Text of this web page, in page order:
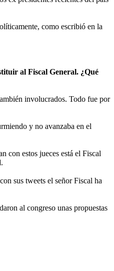
como escribió en la
al Fiscal General. ¿Qué
involucrados. Todo fue por
y no avanzaba en el
con estos jueces está el Fiscal
sus tweets el señor Fiscal ha
al congreso unas propuestas